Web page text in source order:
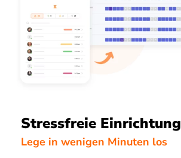
Stressfreie Einrichtung
Lege in wenigen Minuten los